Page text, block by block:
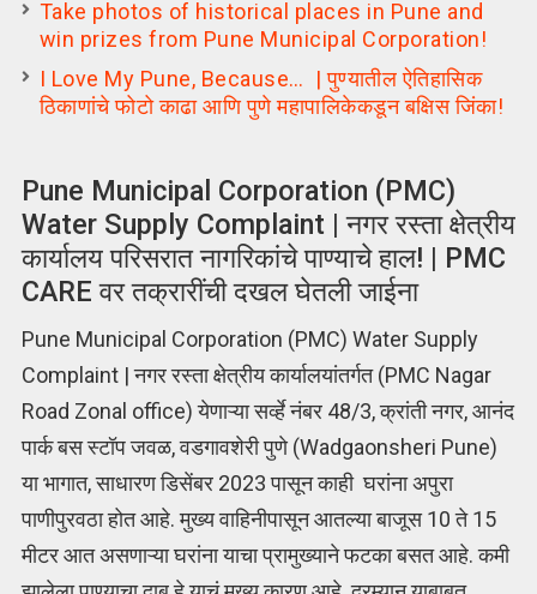
Take photos of historical places in Pune and
win prizes from Pune Municipal Corporation!
I Love My Pune, Because… | पुण्यातील ऐतिहासिक
ठिकाणांचे फोटो काढा आणि पुणे महापालिकेकडून बक्षिस जिंका!
Pune Municipal Corporation (PMC)
Water Supply Complaint | नगर रस्ता क्षेत्रीय
कार्यालय परिसरात नागरिकांचे पाण्याचे हाल! | PMC
CARE वर तक्रारींची दखल घेतली जाईना
Pune Municipal Corporation (PMC) Water Supply
Complaint | नगर रस्ता क्षेत्रीय कार्यालयांतर्गत (PMC Nagar
Road Zonal office) येणाऱ्या सर्व्हे नंबर 48/3, क्रांती नगर, आनंद
पार्क बस स्टॉप जवळ, वडगावशेरी पुणे (Wadgaonsheri Pune)
या भागात, साधारण डिसेंबर 2023 पासून काही घरांना अपुरा
पाणीपुरवठा होत आहे. मुख्य वाहिनीपासून आतल्या बाजूस 10 ते 15
मीटर आत असणाऱ्या घरांना याचा प्रामुख्याने फटका बसत आहे. कमी